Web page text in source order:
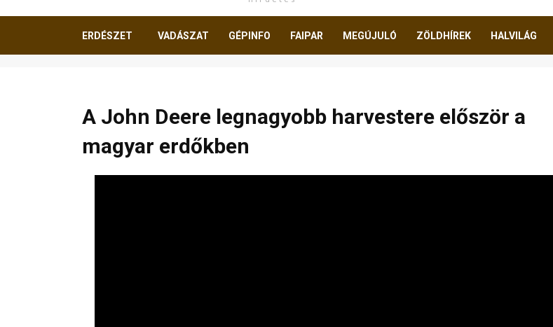
ERDÉSZET VADÁSZAT GÉPINFO FAIPAR MEGÚJULÓ ZÖLDHÍREK HALVILÁG
A John Deere legnagyobb harvestere először a
magyar erdőkben